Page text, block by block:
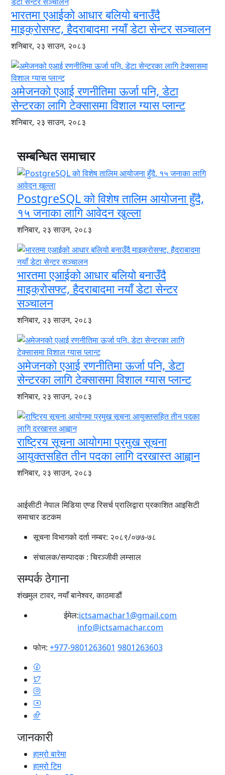
भारतमा एआईको आधार बलियो बनाउँदै
माइक्रोसफ्ट, हैदराबादमा नयाँ डेटा सेन्टर सञ्चालन
शनिबार, २३ साउन, २०८३
अमेजनको एआई रणनीतिमा ऊर्जा पनि, डेटा
सेन्टरका लागि टेक्सासमा विशाल ग्यास प्लान्ट
शनिबार, २३ साउन, २०८३
सम्बन्धित समाचार
PostgreSQL को विशेष तालिम आयोजना हुँदै,
१५ जनाका लागि आवेदन खुल्ला
शनिबार, २३ साउन, २०८३
भारतमा एआईको आधार बलियो बनाउँदै
माइक्रोसफ्ट, हैदराबादमा नयाँ डेटा सेन्टर
सञ्चालन
शनिबार, २३ साउन, २०८३
अमेजनको एआई रणनीतिमा ऊर्जा पनि, डेटा
सेन्टरका लागि टेक्सासमा विशाल ग्यास प्लान्ट
शनिबार, २३ साउन, २०८३
राष्ट्रिय सूचना आयोगमा प्रमुख सूचना
आयुक्तसहित तीन पदका लागि दरखास्त आह्वान
शनिबार, २३ साउन, २०८३
आईसीटी नेपाल मिडिया एण्ड रिसर्च प्रालिद्वारा प्रकाशित आइसिटी
समाचार डटकम
सूचना विभागको दर्ता नम्बर: २०८९/०७७-७८
संचालक/सम्पादक :चिरञ्जीवी लम्साल
सम्पर्क ठेगाना
शंखमुल टावर, नयाँ बानेश्वर, काठमाडौं
ईमेल:ictsamachar1@gmail.com
info@ictsamachar.com
फोन: +977-9801263601 9801263603
जानकारी
हाम्रो बारेमा
हाम्रो टिम